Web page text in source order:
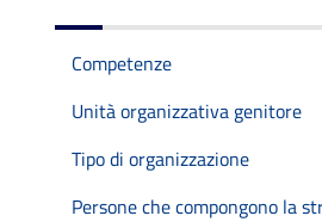
Competenze
Unità organizzativa genitore
Tipo di organizzazione
Persone che compongono la